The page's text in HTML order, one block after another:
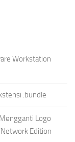
Workstation
.bundle
Logo
Edition